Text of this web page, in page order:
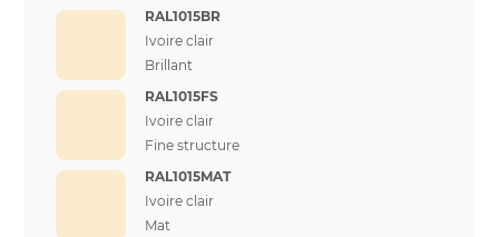
RAL1015BR
Ivoire clair
Brillant
RAL1015FS
Ivoire clair
Fine structure
RAL1015MAT
Ivoire clair
Mat